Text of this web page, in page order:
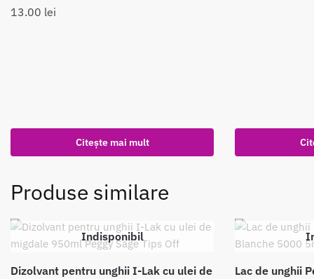
13.00 lei
Citește mai mult
Produse similare
Indisponibil
Dizolvant pentru unghii I-Lak cu ulei de
Lac de unghii